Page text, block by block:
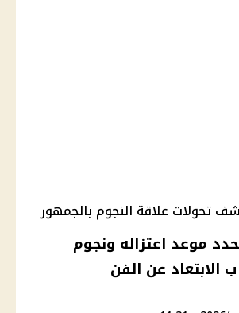
تحولات علاقة النجوم بالجمهور
موعد اعتزاله ونجوم
عن الفن